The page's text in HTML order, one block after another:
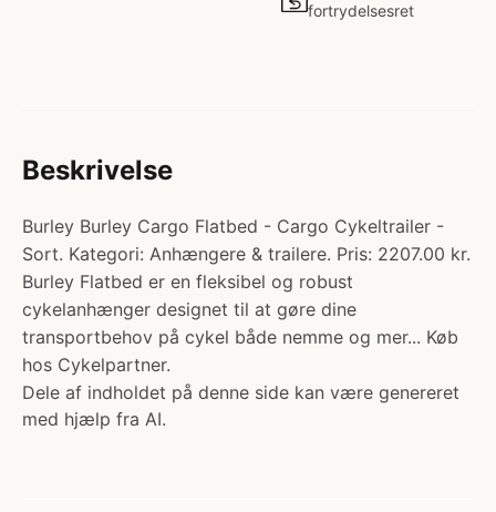
fortrydelsesret
Beskrivelse
Burley Burley Cargo Flatbed - Cargo Cykeltrailer -
Sort. Kategori: Anhængere & trailere. Pris: 2207.00 kr.
Burley Flatbed er en fleksibel og robust
cykelanhænger designet til at gøre dine
transportbehov på cykel både nemme og mer... Køb
hos Cykelpartner.
Dele af indholdet på denne side kan være genereret
med hjælp fra AI.